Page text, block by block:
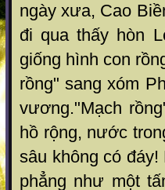
ngày xưa, Cao
đi qua thấy hòn
giống hình con
rồng" sang xóm
vương."Mạch
hồ rộng, nước
sâu không có
phẳng như một